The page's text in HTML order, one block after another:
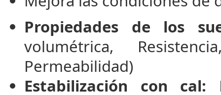
Propiedades de los
volumétrica,
Permeabilidad)
Estabilización con cal: